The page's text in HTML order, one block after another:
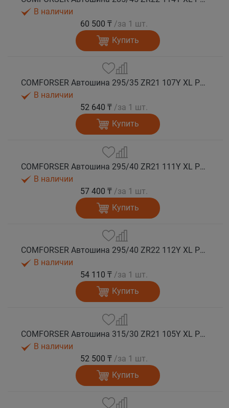
В наличии
60 500 ₸ /за 1 шт.
Купить
COMFORSER Автошина 295/35 ZR21 107Y XL PURESPEED лето
В наличии
52 640 ₸ /за 1 шт.
Купить
COMFORSER Автошина 295/40 ZR21 111Y XL PURESPEED лето
В наличии
57 400 ₸ /за 1 шт.
Купить
COMFORSER Автошина 295/40 ZR22 112Y XL PURESPEED лето
В наличии
54 110 ₸ /за 1 шт.
Купить
COMFORSER Автошина 315/30 ZR21 105Y XL PURESPEED лето
В наличии
52 500 ₸ /за 1 шт.
Купить